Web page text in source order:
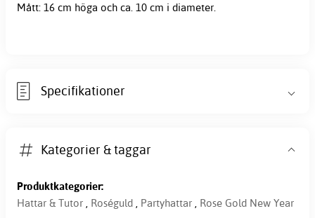
Mått: 16 cm höga och ca. 10 cm i diameter.
Specifikationer
Kategorier & taggar
Produktkategorier:
Hattar & Tutor , Roséguld , Partyhattar , Rose Gold New Year